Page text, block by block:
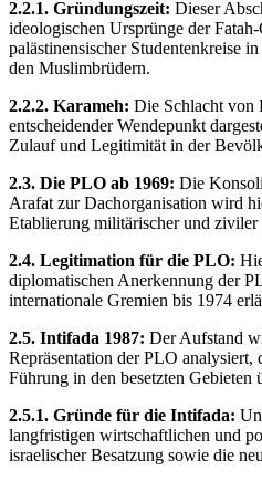
2.2.1. Gründungszeit: Dieser
ideologischen Ursprünge der
palästinensischer Studentenkreise
den Muslimbrüdern.
2.2.2. Karameh: Die Schlacht von
entscheidender Wendepunkt
Zulauf und Legitimität in der
2.3. Die PLO ab 1969: Die
Arafat zur Dachorganisation wird
Etablierung militärischer und ziviler
2.4. Legitimation für die PLO:
diplomatischen Anerkennung der
internationale Gremien bis 1974
2.5. Intifada 1987: Der Aufstand
Repräsentation der PLO analysiert,
Führung in den besetzten Gebieten
2.5.1. Gründe für die Intifada:
langfristigen wirtschaftlichen und
israelischer Besatzung sowie die